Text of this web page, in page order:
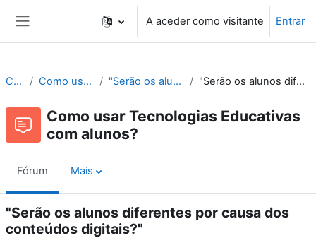
A aceder como visitante Entrar
Cne Recursos Como usar Tecnologias Educativas com alunos? "Serão os alunos diferentes por causa dos conteúdos digitais?" "Serão os alunos diferentes por causa dos conteúdos digitais?" > O que os alunos pensam?
Como usar Tecnologias Educativas
com alunos?
Fórum Mais
"Serão os alunos diferentes por causa dos
conteúdos digitais?"